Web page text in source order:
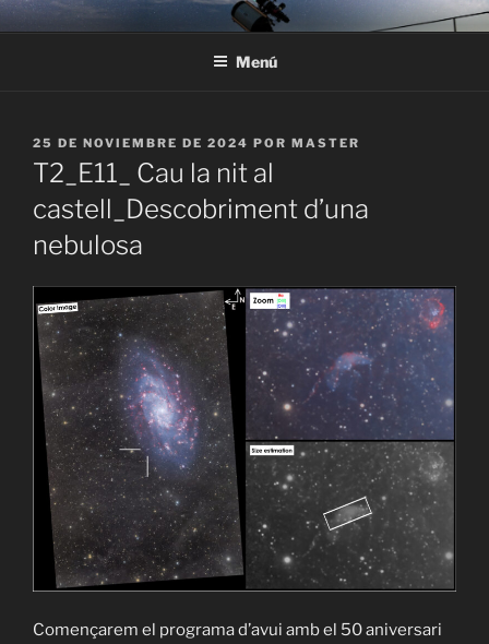
Saltar
al
ASTRONOMÍA EN EL
Observación de estrellas, constelaciones y planetas Astroturismo
Menú
PUBLICADO
EL
25 DE NOVIEMBRE DE 2024 POR MASTER
T2_E11_ Cau la nit al
castell_Descobriment d’una
nebulosa
Començarem el programa d’avui amb el 50 aniversari